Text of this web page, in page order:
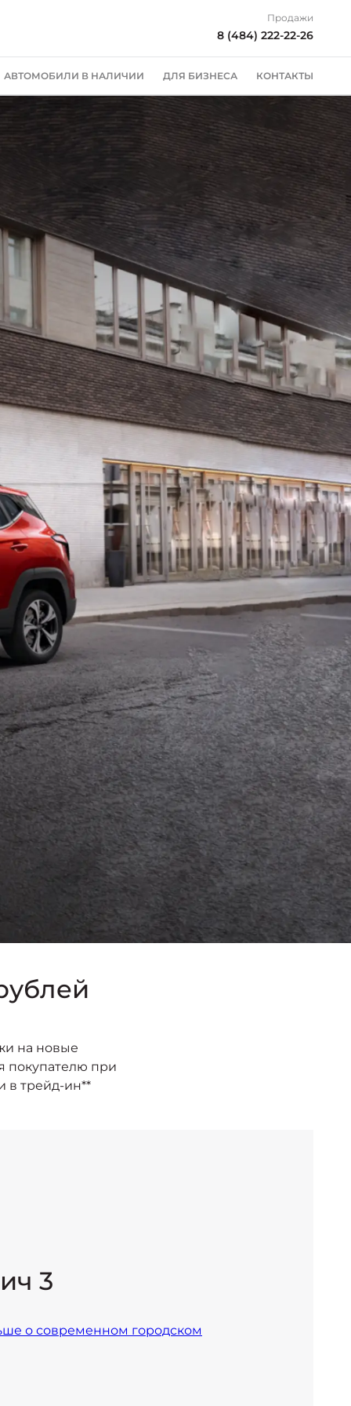
Продажи
8 (484) 222-22-26
АВТОМОБИЛИ В НАЛИЧИИ ДЛЯ БИЗНЕСА КОНТАКТЫ
на новые
покупателю при
в трейд-ин**
3
о современном городском